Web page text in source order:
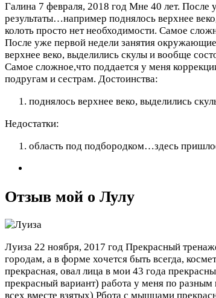
Галина 7 февраля, 2018 год Мне 40 лет. После
результаты…например поднялось верхнее
колоть просто нет необходимости. Самое
После уже первой недели занятия
верхнее веко, выделились скулы и вообще
Самое сложное,что поддается у меня
подругам и сестрам. Достоинства:
поднялось верхнее веко, выделились
Недостатки:
область под подбородком…здесь
Отзыв мой о Лулу
Луиза 22 ноября, 2017 год Прекрасный
городам, а в форме хочется быть всегда,
прекрасная, овал лица в мои 43 года
прекрасный вариант) работа у меня по
всех вместе взятых) Рбота с мышцами